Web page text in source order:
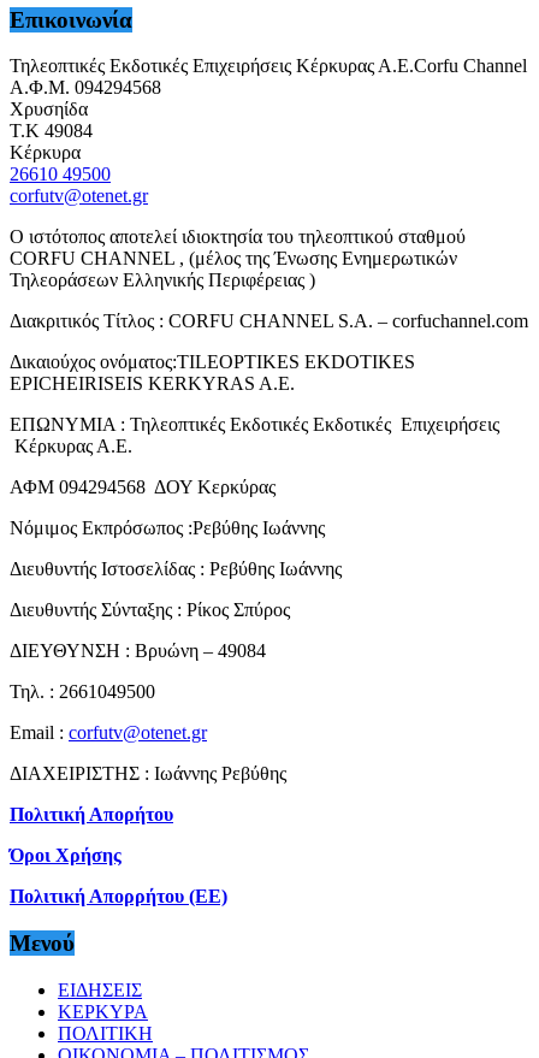
Επικοινωνία
Τηλεοπτικές Εκδοτικές Επιχειρήσεις Κέρκυρας Α.Ε.Corfu Channel
Α.Φ.Μ. 094294568
Χρυσηίδα
Τ.Κ 49084
Κέρκυρα
26610 49500
corfutv@otenet.gr
Ο ιστότοπος αποτελεί ιδιοκτησία του τηλεοπτικού σταθμού
CORFU CHANNEL , (μέλος της Ένωσης Ενημερωτικών
Τηλεοράσεων Ελληνικής Περιφέρειας )
Διακριτικός Τίτλος : CORFU CHANNEL S.A. – corfuchannel.com
Δικαιούχος ονόματος:TILEOPTIKES EKDOTIKES
EPICHEIRISEIS KERKYRAS A.E.
ΕΠΩΝΥΜΙΑ : Τηλεοπτικές Εκδοτικές Εκδοτικές Επιχειρήσεις
Κέρκυρας Α.Ε.
ΑΦΜ 094294568 ΔΟΥ Κερκύρας
Νόμιμος Εκπρόσωπος :Ρεβύθης Ιωάννης
Διευθυντής Ιστοσελίδας : Ρεβύθης Ιωάννης
Διευθυντής Σύνταξης : Ρίκος Σπύρος
ΔΙΕΥΘΥΝΣΗ : Βρυώνη – 49084
Τηλ. : 2661049500
Email : corfutv@otenet.gr
ΔΙΑΧΕΙΡΙΣΤΗΣ : Ιωάννης Ρεβύθης
Πολιτική Απορήτου
Όροι Χρήσης
Πολιτική Απορρήτου (ΕΕ)
Μενού
ΕΙΔΗΣΕΙΣ
ΚΕΡΚΥΡΑ
ΠΟΛΙΤΙΚΗ